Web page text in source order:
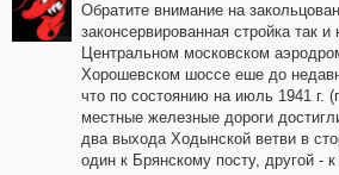
Обратите внимание на
законсервированная стройка так
Центральном московском
Хорошевском шоссе еше до
что по состоянию на июль 1941 г.
местные железные дороги
два выхода Ходынской ветви в
один к Брянскому посту, другой -